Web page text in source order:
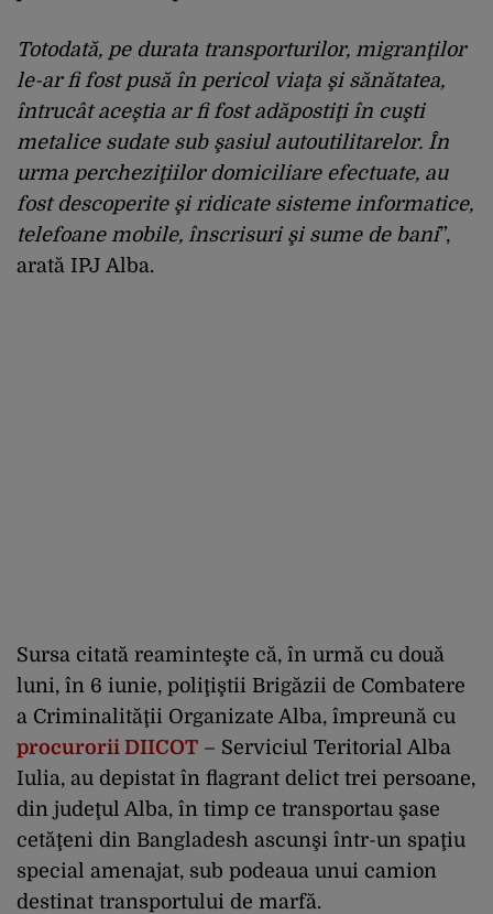
Totodată, pe durata transporturilor, migranţilor
le-ar fi fost pusă în pericol viaţa şi sănătatea,
întrucât aceştia ar fi fost adăpostiţi în cuşti
metalice sudate sub şasiul autoutilitarelor. În
urma percheziţiilor domiciliare efectuate, au
fost descoperite şi ridicate sisteme informatice,
telefoane mobile, înscrisuri şi sume de bani”,
arată IPJ Alba.
Sursa citată reaminteşte că, în urmă cu două
luni, în 6 iunie, poliţiştii Brigăzii de Combatere
a Criminalităţii Organizate Alba, împreună cu
procurorii DIICOT – Serviciul Teritorial Alba
Iulia, au depistat în flagrant delict trei persoane,
din judeţul Alba, în timp ce transportau şase
cetăţeni din Bangladesh ascunşi într-un spaţiu
special amenajat, sub podeaua unui camion
destinat transportului de marfă.